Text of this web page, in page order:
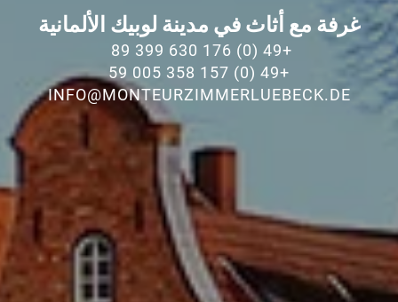
غرفة مع أثاث في مدينة لوبيك الألمانية
+49 (0) 176 630 399 89
+49 (0) 157 358 005 59
INFO@MONTEURZIMMERLUEBECK.DE